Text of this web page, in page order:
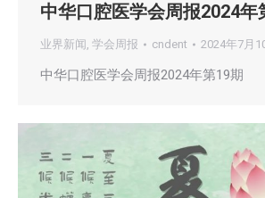
中华口腔医学会周报2024年
业界新闻 , 学会周报 cndent 2024年7月
中华口腔医学会周报2024年第19期